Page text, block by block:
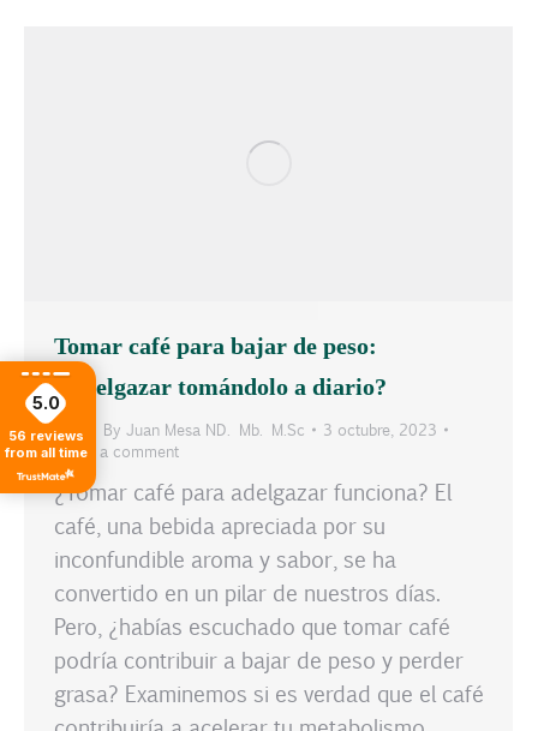
Tomar café para bajar de peso:
¿Adelgazar tomándolo a diario?
Blog By Juan Mesa ND. Mb. M.Sc
3 octubre, 2023
Leave a comment
¿Tomar café para adelgazar funciona? El
café, una bebida apreciada por su
inconfundible aroma y sabor, se ha
convertido en un pilar de nuestros días.
Pero, ¿habías escuchado que tomar café
podría contribuir a bajar de peso y perder
grasa? Examinemos si es verdad que el café
5.0
56 reviews
from all time